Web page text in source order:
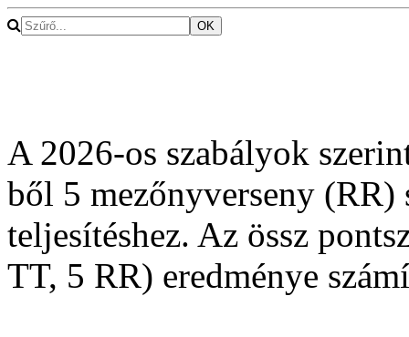
A 2026-os szabályok
ből 5 mezőnyverseny (RR)
teljesítéshez. Az össz
TT, 5 RR) eredménye